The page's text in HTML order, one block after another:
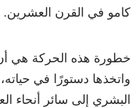
كامو في القرن العشرين.
خطورة هذه الحركة هي
واتخذها دستورًا في
البشري إلى سائر أنحاء